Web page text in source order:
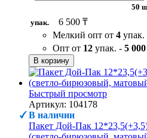
50
упак.
6 500 ₸
Мелкий опт от 4 упак.
Опт от 12 упак. - 5
В корзину
Быстрый просмотр
Артикул: 104178
В наличии
Пакет Дой-Пак